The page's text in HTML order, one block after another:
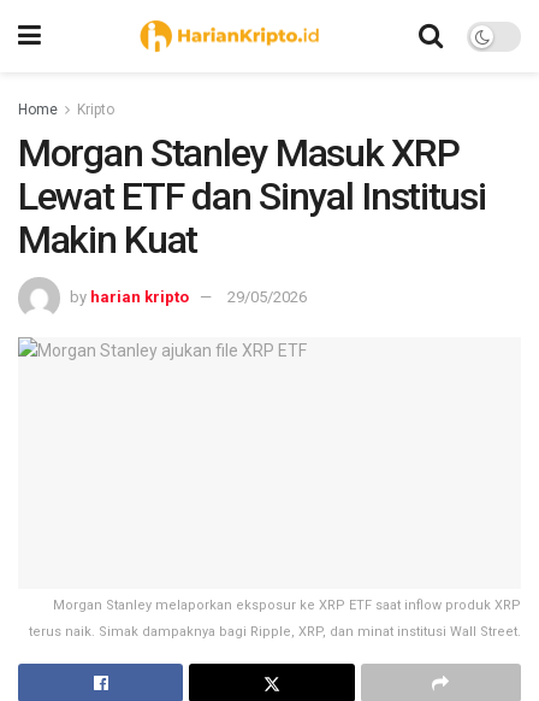
Home Kripto
Morgan Stanley Masuk XRP
Lewat ETF dan Sinyal Institusi
Makin Kuat
by harian kripto 29/05/2026
Morgan Stanley melaporkan eksposur ke XRP ETF saat inflow produk XRP
terus naik. Simak dampaknya bagi Ripple, XRP, dan minat institusi Wall Street.